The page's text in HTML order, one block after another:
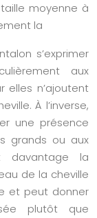
moyenne à
la
s’exprimer
aux
elles n’ajoutent
À l’inverse,
une présence
grands ou aux
davantage la
de la cheville
et peut donner
plutôt que